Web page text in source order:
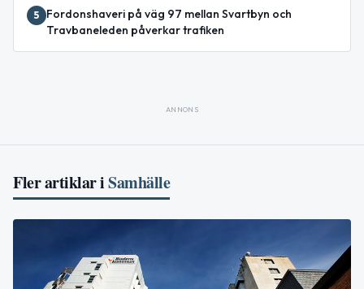
5
Fordonshaveri på väg 97 mellan Svartbyn och
Travbaneleden påverkar trafiken
ANNONS
Fler artiklar iSamhälle